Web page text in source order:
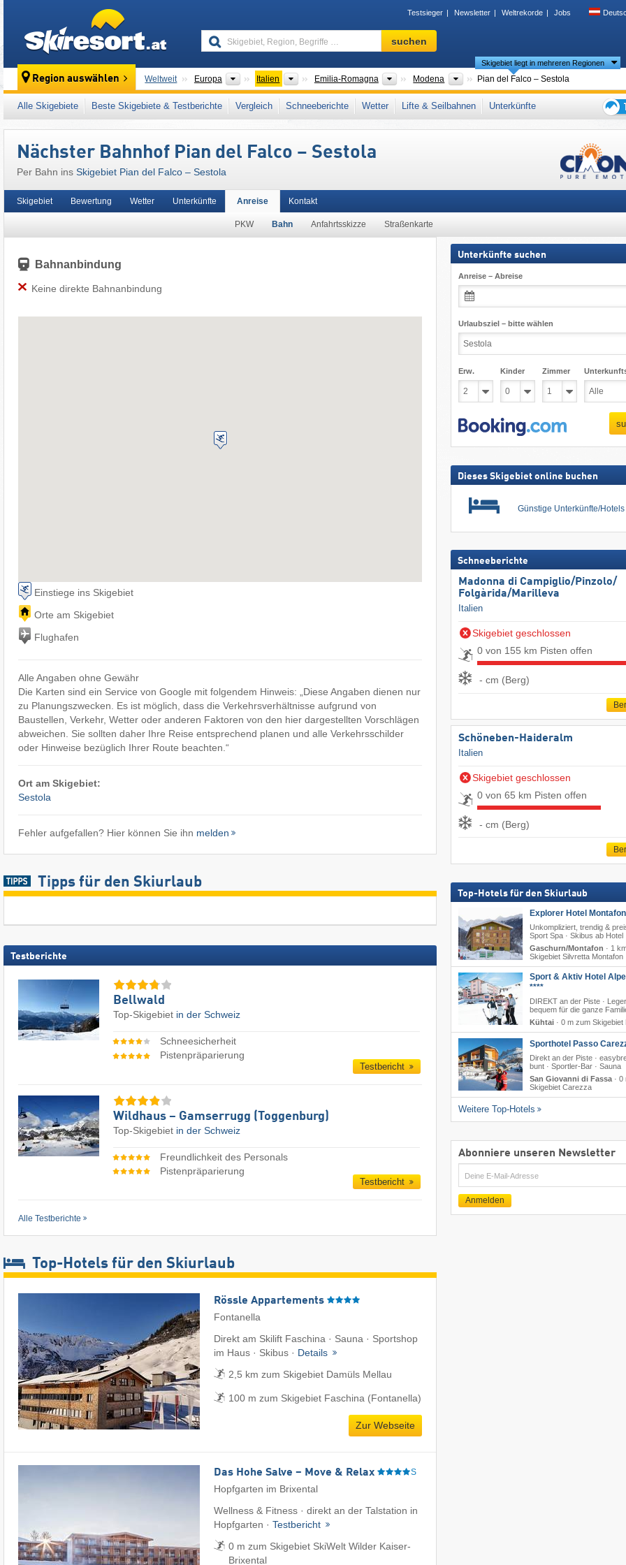
Testsieger Newsletter Weltrekorde Jobs
Skigebiet,
Region,
…
suchen
Region auswählen Weltweit Europa Kontinente
Italien LänderEmilia-Romagna Regionen
Modena Provinzen
Skigebiet liegt in mehreren Regionen
Pian del Falco – Sestola
Dieses Skigebiet liegt auch in: Toskanisch-Emilianischer Apennin Apennin Nordostitalien , Norditalien
Alle Skigebiete Beste Skigebiete & Testberichte Vergleich Schneeberichte Wetter Lifte & Seilbahnen
Unterkünfte
den
Nächster Bahnhof Pian del Falco – Sestola
Per Bahn ins Skigebiet Pian del Falco – Sestola
Skigebiet Bewertung Wetter Unterkünfte Anreise
PKW Bahn Anfahrtsskizze Straßenkarte
Kontakt
Bahnanbindung
Keine direkte Bahnanbindung
Einstiege ins Skigebiet
Orte am Skigebiet
Flughafen
Alle Angaben ohne Gewähr
Die Karten sind ein Service von Google mit folgendem Hinweis: „Diese Angaben dienen nur
zu Planungszwecken. Es ist möglich, dass die Verkehrsverhältnisse aufgrund von
Baustellen, Verkehr, Wetter oder anderen Faktoren von den hier dargestellten Vorschlägen
abweichen. Sie sollten daher Ihre Reise entsprechend planen und alle Verkehrsschilder
oder Hinweise bezüglich Ihrer Route beachten.“
Ort am Skigebiet:
Sestola
Fehler aufgefallen? Hier können Sie ihn melden
Tipps für den Skiurlaub
Testberichte
Bellwald
Top-Skigebiet in der Schweiz
Schneesicherheit
Pistenpräparierung
Testbericht
Wildhaus – Gamserrugg (Toggenburg)
Top-Skigebiet in der Schweiz
Freundlichkeit des Personals
Pistenpräparierung
Testbericht
Alle Testberichte
Top-Hotels für den Skiurlaub
Rössle Appartements
Fontanella
Direkt am Skilift Faschina · Sauna · Sportshop
im Haus · Skibus · Details
2,5 km zum Skigebiet Damüls Mellau
100 m zum Skigebiet Faschina (Fontanella)
Zur Webseite
Das Hohe Salve – Move & Relax S
Hopfgarten im Brixental
Wellness & Fitness · direkt an der Talstation in
Hopfgarten · Testbericht
0 m zum Skigebiet SkiWelt Wilder Kaiser-
Brixental
Unterkünfte suchen
Anreise – Abreise
Urlaubsziel – bitte wählen
Erw. Kinder Zimmer
Dieses Skigebiet online buchen
Günstige Unterkünfte/Hotels
Schneeberichte
Madonna di Campiglio/​Pinzolo/​
Folgàrida/​Marilleva
Italien
Skigebiet geschlossen
0 von 155 km Pisten offen
- cm (Berg)
Schöneben-Haideralm
Italien
Skigebiet geschlossen
0 von 65 km Pisten offen
- cm (Berg)
Top-Hotels für den Skiurlaub
Explorer Hotel Montafon
Unkompliziert, trendig &
Sport Spa · Skibus ab Hotel
Gaschurn/Montafon · 1
Skigebiet Silvretta Montafon
Sport & Aktiv Hotel
****
DIREKT an der Piste ·
bequem für die ganze
Kühtai· 0 m zum Skigebiet
Sporthotel Passo
Direkt an der Piste ·
bunt · Sportler-Bar · Sauna
San Giovanni di Fassa· 0
Skigebiet Carezza
Weitere Top-Hotels
Abonniere unseren Newsletter
E-
Mail
Anmelden